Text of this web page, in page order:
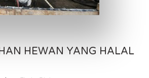
HEWAN YANG HALAL